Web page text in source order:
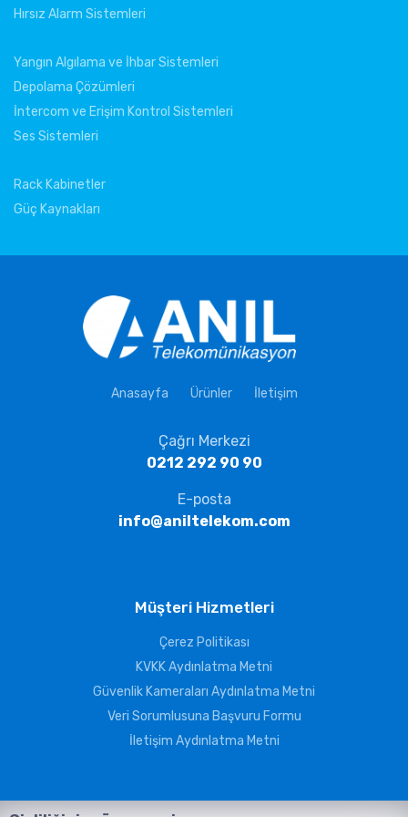
Hırsız Alarm Sistemleri
Yangın Algılama ve İhbar Sistemleri
Depolama Çözümleri
İntercom ve Erişim Kontrol Sistemleri
Ses Sistemleri
Rack Kabinetler
Güç Kaynakları
Anasayfa Ürünler İletişim
Çağrı Merkezi
0212 292 90 90
E-posta
info@aniltelekom.com
Müşteri Hizmetleri
Çerez Politikası
KVKK Aydınlatma Metni
Güvenlik Kameraları Aydınlatma Metni
Veri Sorumlusuna Başvuru Formu
İletişim Aydınlatma Metni